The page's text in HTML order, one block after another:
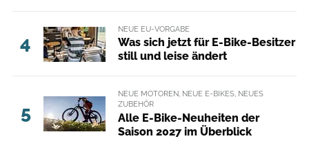
4
NEUE EU-VORGABE
Was sich jetzt für E-Bike-Besitzer
still und leise ändert
5
NEUE MOTOREN, NEUE E-BIKES, NEUES
ZUBEHÖR
Alle E-Bike-Neuheiten der
Saison 2027 im Überblick